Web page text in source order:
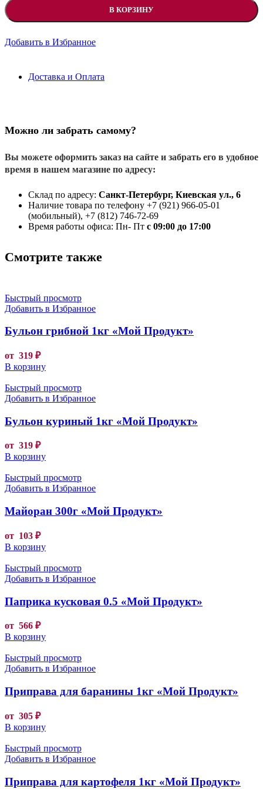
В КОРЗИНУ
Добавить в Избранное
Доставка и Оплата
Можно ли забрать самому?
Вы можете оформить заказ на сайте и забрать его в удобное
время в нашем магазине по адресу:
Склад по адресу: Санкт-Петербург, Киевская ул., 6
Наличие товара по телефону +7 (921) 966-05-01
(мобильный), +7 (812) 746-72-69
Время работы офиса: Пн- Пт с 09:00 до 17:00
Смотрите также
Быстрый просмотр
Добавить в Избранное
Бульон грибной 1кг «Мой Продукт»
от 319 ₽
В корзину
Быстрый просмотр
Добавить в Избранное
Бульон куриный 1кг «Мой Продукт»
от 319 ₽
В корзину
Быстрый просмотр
Добавить в Избранное
Майоран 300г «Мой Продукт»
от 103 ₽
В корзину
Быстрый просмотр
Добавить в Избранное
Паприка кусковая 0.5 «Мой Продукт»
от 566 ₽
В корзину
Быстрый просмотр
Добавить в Избранное
Приправа для баранины 1кг «Мой Продукт»
от 305 ₽
В корзину
Быстрый просмотр
Добавить в Избранное
Приправа для картофеля 1кг «Мой Продукт»